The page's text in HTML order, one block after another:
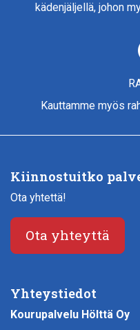
kädenjäljellä, johon
Kauttamme myös
Kiinnostuitko
Ota yhtettä!
Ota yhteyttä
Yhteystiedot
Kourupalvelu Hölttä Oy